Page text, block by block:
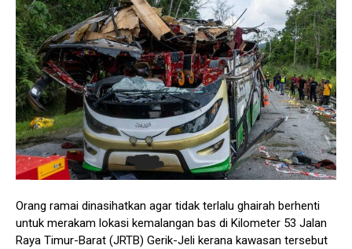
Orang ramai dinasihatkan agar tidak terlalu ghairah berhenti
untuk merakam lokasi kemalangan bas di Kilometer 53 Jalan
Raya Timur-Barat (JRTB) Gerik-Jeli kerana kawasan tersebut